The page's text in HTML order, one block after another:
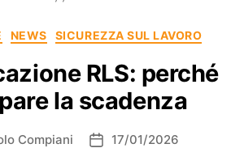
NEWS SICUREZZA SUL LAVORO
RLS: perché
la scadenza
Compiani
17/01/2026